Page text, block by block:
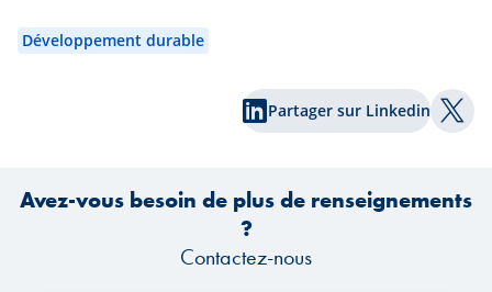
politiques monétaires et les nouvelles
une nouvelle fois réservé leur lot de
Développement durable
Partager sur Linkedin
Avez-vous besoin de plus de renseignements
?
Contactez-nous